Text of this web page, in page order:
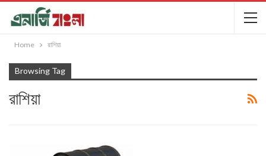
Home রাশিয়া
Browsing Tag
রাশিয়া